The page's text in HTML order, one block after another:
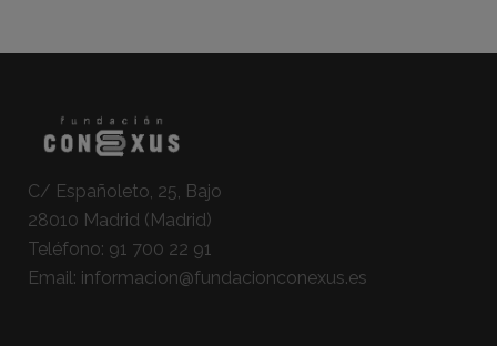
C/ Españoleto, 25, Bajo
28010 Madrid (Madrid)
Teléfono: 91 700 22 91
Email: informacion@fundacionconexus.es